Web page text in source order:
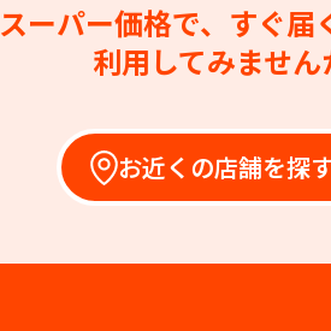
スーパー価格で、すぐ届
利用してみません
お近くの店舗を探